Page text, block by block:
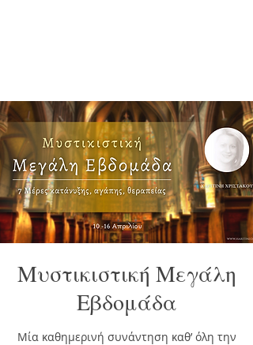
Μυστικιστική Μεγάλη
Εβδομάδα
Mία καθημερινή συνάντηση καθ’ όλη την